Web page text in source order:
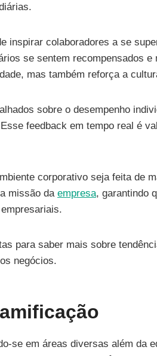
inspirar colaboradores a se
se sentem recompensados e
mas também reforça a
sobre o desempenho
feedback em tempo real é
corporativo seja feita de
missão da empresa, garantindo
para saber mais sobre
negócios.
se em áreas diversas além da